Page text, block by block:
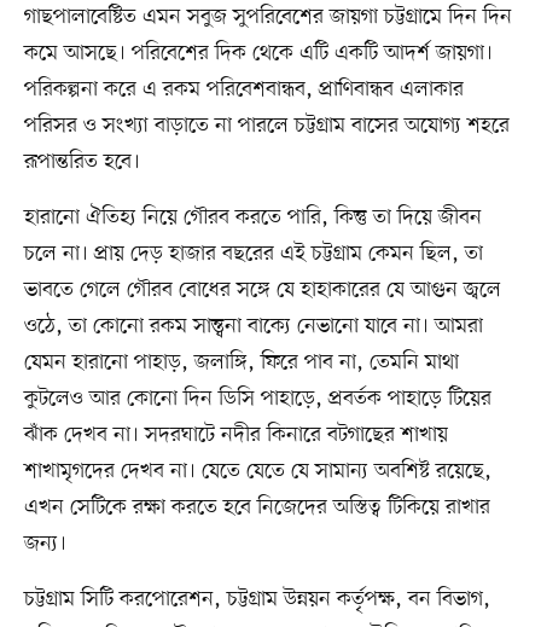
গাছপালাবেষ্টিত এমন সবুজ সুপরিবেশের জায়গা চট্টগ্রামে দিন দিন
কমে আসছে। পরিবেশের দিক থেকে এটি একটি আদর্শ জায়গা।
পরিকল্পনা করে এ রকম পরিবেশবান্ধব, প্রাণিবান্ধব এলাকার
পরিসর ও সংখ্যা বাড়াতে না পারলে চট্টগ্রাম বাসের অযোগ্য শহরে
রূপান্তরিত হবে।
হারানো ঐতিহ্য নিয়ে গৌরব করতে পারি, কিন্তু তা দিয়ে জীবন
চলে না। প্রায় দেড় হাজার বছরের এই চট্টগ্রাম কেমন ছিল, তা
ভাবতে গেলে গৌরব বোধের সঙ্গে যে হাহাকারের যে আগুন জ্বলে
ওঠে, তা কোনো রকম সান্ত্বনা বাক্যে নেভানো যাবে না। আমরা
যেমন হারানো পাহাড়, জলাঙ্গি, ফিরে পাব না, তেমনি মাথা
কুটলেও আর কোনো দিন ডিসি পাহাড়ে, প্রবর্তক পাহাড়ে টিয়ের
ঝাঁক দেখব না। সদরঘাটে নদীর কিনারে বটগাছের শাখায়
শাখামৃগদের দেখব না। যেতে যেতে যে সামান্য অবশিষ্ট রয়েছে,
এখন সেটিকে রক্ষা করতে হবে নিজেদের অস্তিত্ব টিকিয়ে রাখার
জন্য।
চট্টগ্রাম সিটি করপোরেশন, চট্টগ্রাম উন্নয়ন কর্তৃপক্ষ, বন বিভাগ,